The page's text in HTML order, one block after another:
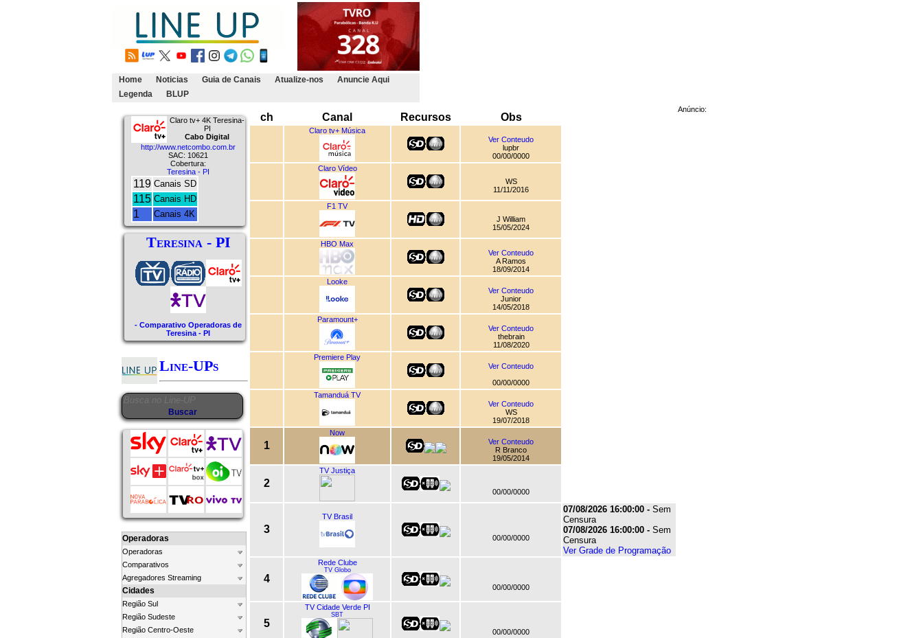
Home Noticias Guia de Canais Atualize-nos
Anuncie Aqui
Legenda
BLUP
Claro tv+ 4K Teresina-
PI
Cabo Digital
http://www.netcombo.com.br
SAC: 10621
Cobertura:
Teresina - PI
119 Canais SD
115 Canais HD
1 Canais 4K
Teresina - PI
- Comparativo Operadoras de
Teresina - PI
Line-UPs
Operadoras
Operadoras
Comparativos
Agregadores Streaming
Cidades
Região Sul
Região Sudeste
Região Centro-Oeste
ch Canal Recursos Obs
Claro tv+ Música
Ver Conteudo
lupbr
00/00/0000
Claro Vídeo
WS
11/11/2016
F1 TV
J William
15/05/2024
HBO Max
Ver Conteudo
A Ramos
18/09/2014
Looke
Ver Conteudo
Junior
14/05/2018
Paramount+
Ver Conteudo
thebrain
11/08/2020
Premiere Play
Ver Conteudo
00/00/0000
Tamanduá TV
Ver Conteudo
WS
19/07/2018
1
Now
Ver Conteudo
R Branco
19/05/2014
2
TV Justiça
00/00/0000
3
TV Brasil
00/00/0000
07/08/2026 16:00:00 - Sem
Censura
07/08/2026 16:00:00 - Sem
Censura
Ver Grade de Programação
4
Rede Clube
TV Globo
00/00/0000
5
TV Cidade Verde PI
SBT
00/00/0000
Anúncio: